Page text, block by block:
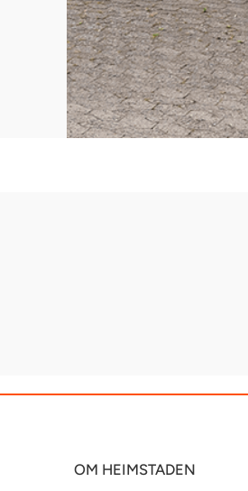
OM HEIMSTADEN